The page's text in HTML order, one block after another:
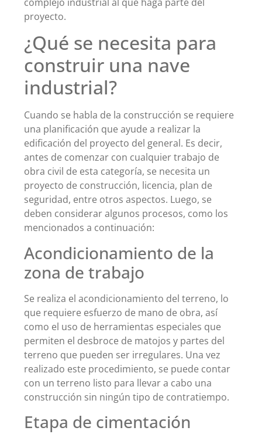
proyecto.
¿Qué se necesita para
construir una nave
industrial?
Cuando se habla de la construcción se requiere
una planificación que ayude a realizar la
edificación del proyecto del general. Es decir,
antes de comenzar con cualquier trabajo de
obra civil de esta categoría, se necesita un
proyecto de construcción, licencia, plan de
seguridad, entre otros aspectos. Luego, se
deben considerar algunos procesos, como los
mencionados a continuación:
Acondicionamiento de la
zona de trabajo
Se realiza el acondicionamiento del terreno, lo
que requiere esfuerzo de mano de obra, así
como el uso de herramientas especiales que
permiten el desbroce de matojos y partes del
terreno que pueden ser irregulares. Una vez
realizado este procedimiento, se puede contar
con un terreno listo para llevar a cabo una
construcción sin ningún tipo de contratiempo.
Etapa de cimentación